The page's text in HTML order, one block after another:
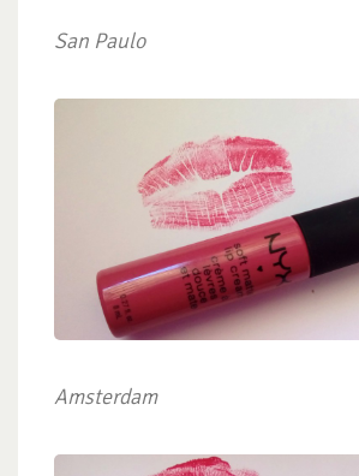
San Paulo
Amsterdam